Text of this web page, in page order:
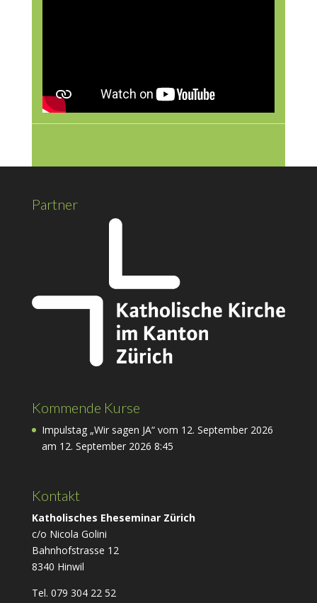
Partner
Kommende Kurse
Impulstag „Wir sagen JA“ vom 12. September 2026
am 12. September 2026 8:45
Kontakt
Katholisches Eheseminar Zürich
c/o Nicola Golini
Bahnhofstrasse 12
8340 Hinwil
Tel. 079 304 22 52